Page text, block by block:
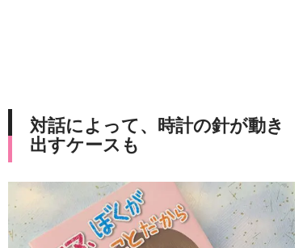
対話によって、時計の針が動き
出すケースも